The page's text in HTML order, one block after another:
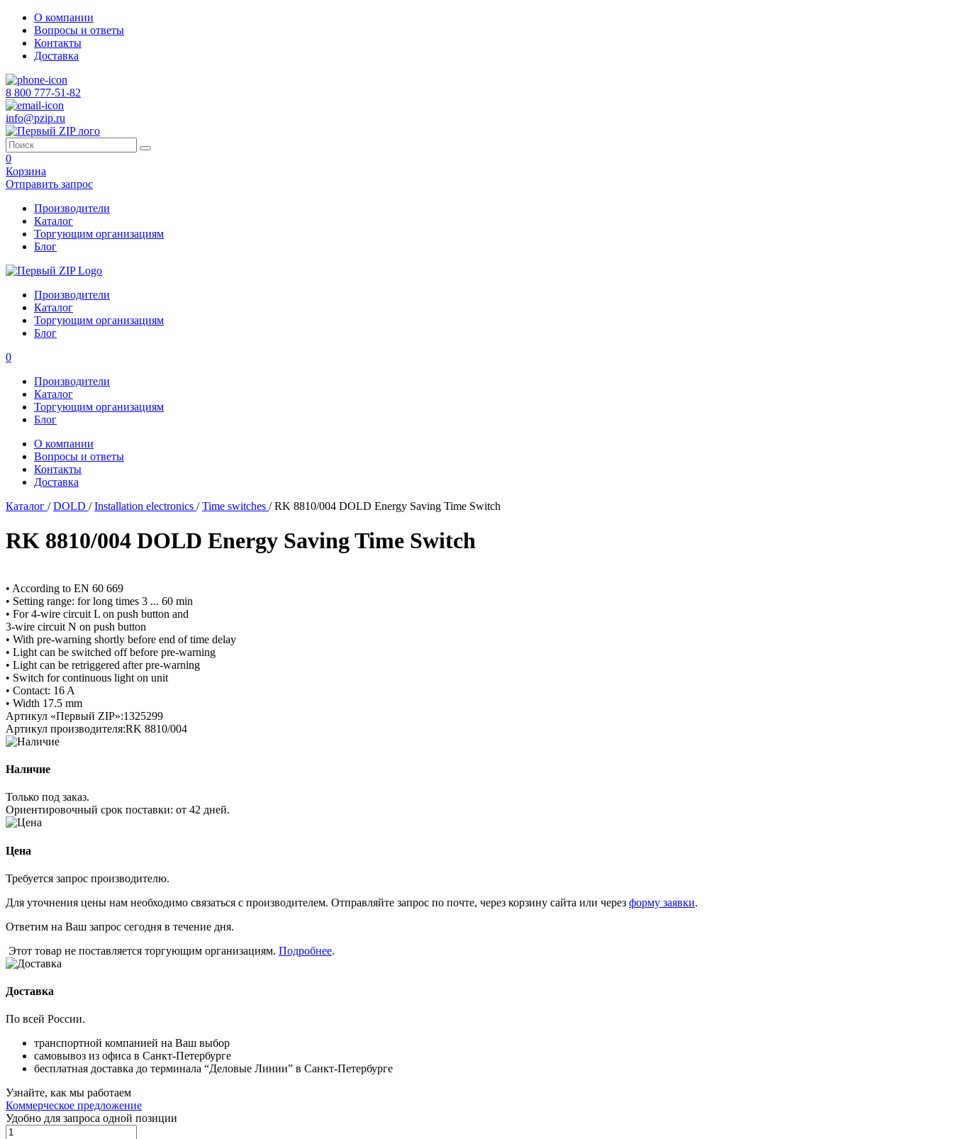
О компании
Вопросы и ответы
Контакты
Доставка
8 800 777-51-82
info@pzip.ru
0
Корзина
Отправить запрос
Производители
Каталог
Торгующим организациям
Блог
Производители
Каталог
Торгующим организациям
Блог
0
Производители
Каталог
Торгующим организациям
Блог
О компании
Вопросы и ответы
Контакты
Доставка
Каталог /DOLD /Installation electronics /Time switches /RK 8810/004 DOLD Energy Saving Time Switch
RK 8810/004 DOLD Energy Saving Time Switch
• According to EN 60 669
• Setting range: for long times 3 ... 60 min
• For 4-wire circuit L on push button and
3-wire circuit N on push button
• With pre-warning shortly before end of time delay
• Light can be switched off before pre-warning
• Light can be retriggered after pre-warning
• Switch for continuous light on unit
• Contact: 16 A
• Width 17.5 mm
Артикул «Первый ZIP»:1325299
Артикул производителя:RK 8810/004
Наличие
Только под заказ.
Ориентировочный срок поставки: от 42 дней.
Цена
Требуется запрос производителю.
Для уточнения цены нам необходимо связаться с производителем. Отправляйте запрос по почте, через корзину сайта или через форму заявки.
Ответим на Ваш запрос сегодня в течение дня.
Этот товар не поставляется торгующим организациям. Подробнее.
Доставка
По всей России.
транспортной компанией на Ваш выбор
самовывоз из офиса в Санкт-Петербурге
бесплатная доставка до терминала “Деловые Линии” в Санкт-Петербурге
Узнайте, как мы работаем
Коммерческое предложение
Удобно для запроса одной позиции